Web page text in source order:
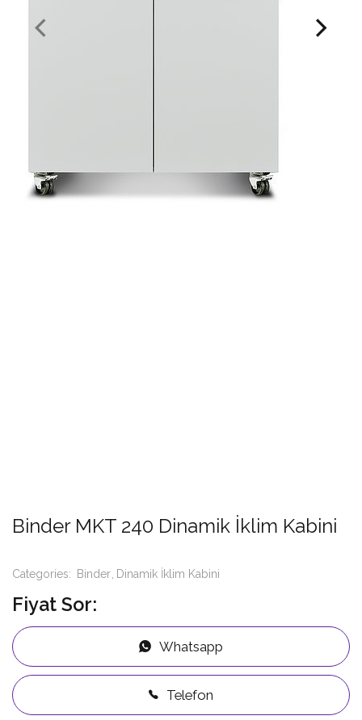
Binder MKT 240 Dinamik İklim Kabini
Categories: Binder Dinamik İklim Kabini
Fiyat Sor:
Whatsapp
Telefon